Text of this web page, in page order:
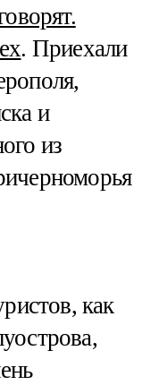
. Приехали
и
из
как